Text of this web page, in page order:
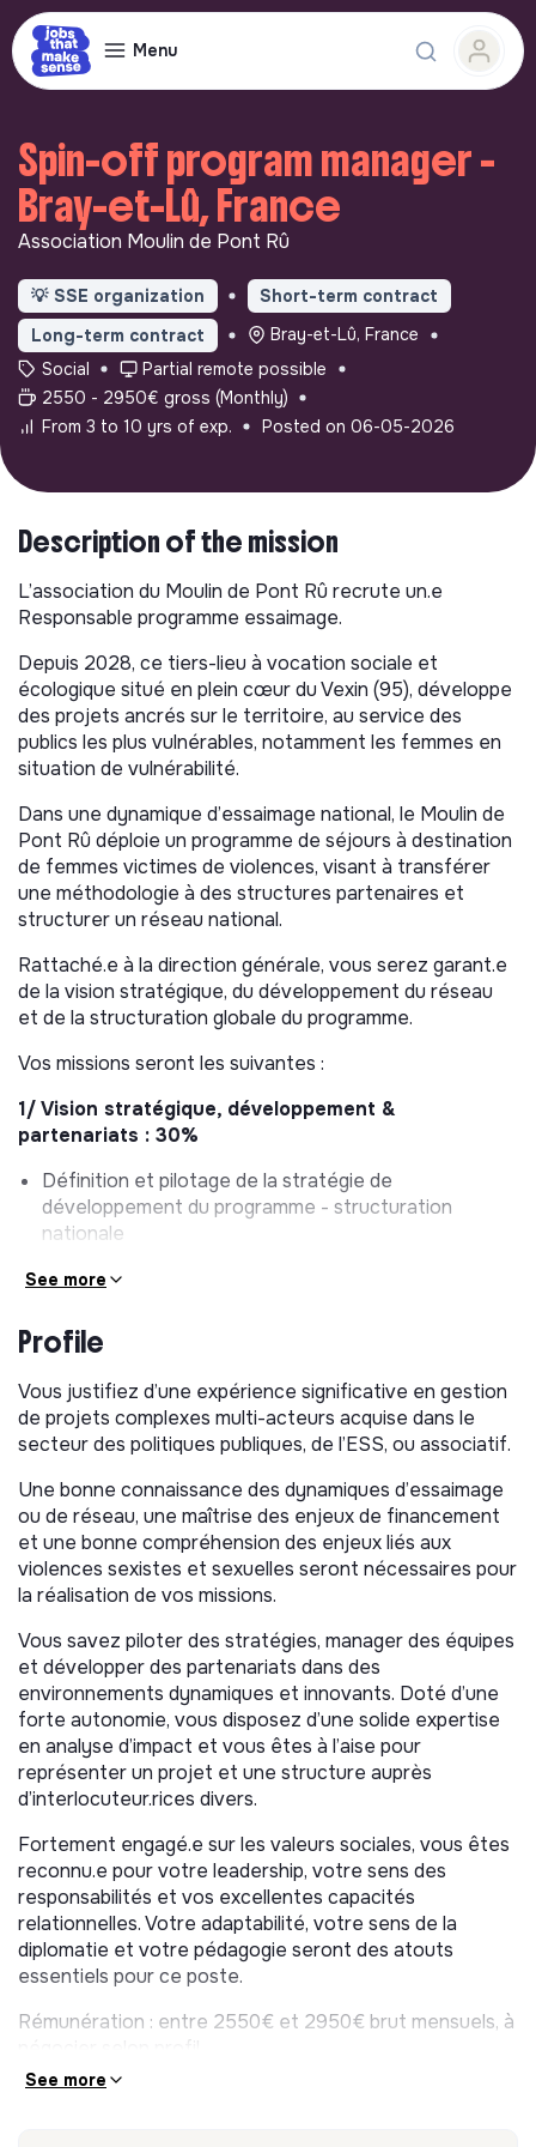
Menu
Spin-off program manager -
Bray-et-Lû, France
Association Moulin de Pont Rû
💡 SSE organization
Short-term contract
Long-term contract
Bray-et-Lû, France
Social
Partial remote possible
2550 - 2950€ gross (Monthly)
From 3 to 10 yrs of exp.
Posted on 06-05-2026
Description of the mission
L’association du Moulin de Pont Rû recrute un.e
Responsable programme essaimage.
Depuis 2028, ce tiers-lieu à vocation sociale et
écologique situé en plein cœur du Vexin (95), développe
des projets ancrés sur le territoire, au service des
publics les plus vulnérables, notamment les femmes en
situation de vulnérabilité.
Dans une dynamique d’essaimage national, le Moulin de
Pont Rû déploie un programme de séjours à destination
de femmes victimes de violences, visant à transférer
une méthodologie à des structures partenaires et
structurer un réseau national.
Rattaché.e à la direction générale, vous serez garant.e
de la vision stratégique, du développement du réseau
et de la structuration globale du programme.
Vos missions seront les suivantes :
1/ Vision stratégique, développement &
partenariats : 30%
Définition et pilotage de la stratégie de
développement du programme - structuration
nationale
stratégiques (institutionnels, financeurs, réseaux et
Recherche de financement, suivi des conventions et
(essaimage, financement, innovation)
Structuration du modèle économique et sécurisation
des ressources
2/ Management & pilotage d’équipe : 25%
Encadrement de l’équipe (cheffe de projet, à terme :
chargé.e d’animation réseau)
Organisation et pilotage des activités
Appui méthodologique et animation de l’équipe
3/Communication & représentation externe : 25%
Représentation externe du programme et de
l’association
Participation à des événements, conférences,
Contribution à la stratégie de communication globale
Portage du plaidoyer, développement de la notoriété
du programme
4/ Reporting, évaluation & impact : 10%
bilans (dont FSE+)
des indicateurs de performance
See more
Profile
Vous justifiez d’une expérience significative en gestion
de projets complexes multi-acteurs acquise dans le
secteur des politiques publiques, de l’ESS, ou associatif.
Une bonne connaissance des dynamiques d’essaimage
ou de réseau, une maîtrise des enjeux de financement
et une bonne compréhension des enjeux liés aux
violences sexistes et sexuelles seront nécessaires pour
la réalisation de vos missions.
Vous savez piloter des stratégies, manager des équipes
et développer des partenariats dans des
environnements dynamiques et innovants. Doté d’une
forte autonomie, vous disposez d’une solide expertise
en analyse d’impact et vous êtes à l’aise pour
représenter un projet et une structure auprès
d’interlocuteur.rices divers.
Fortement engagé.e sur les valeurs sociales, vous êtes
reconnu.e pour votre leadership, votre sens des
responsabilités et vos excellentes capacités
relationnelles. Votre adaptabilité, votre sens de la
diplomatie et votre pédagogie seront des atouts
essentiels pour ce poste.
Rémunération : entre 2550€ et 2950€ brut mensuels, à
négocier selon profil
Poste à temps plein, CDD d’1 an renouvelable
See more